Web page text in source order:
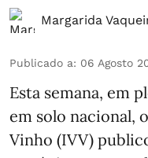
Margarida
Publicado a: 06 Agosto
Esta semana, em
em solo nacional,
Vinho (IVV)